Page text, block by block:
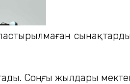
сынақтарды
Соңғы жылдары